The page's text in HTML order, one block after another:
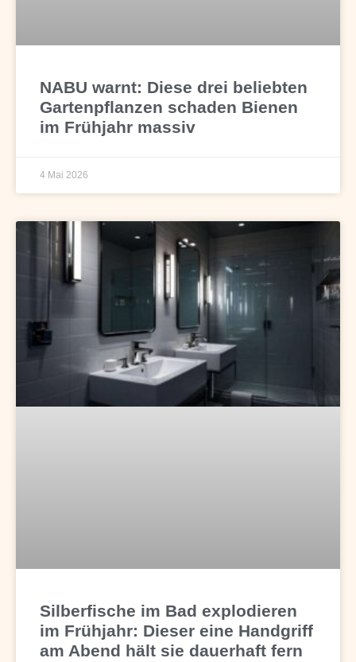
NABU warnt: Diese drei beliebten
Gartenpflanzen schaden Bienen
im Frühjahr massiv
4 Mai 2026
Silberfische im Bad explodieren
im Frühjahr: Dieser eine Handgriff
am Abend hält sie dauerhaft fern